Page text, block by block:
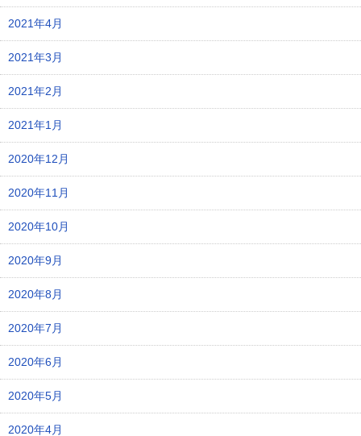
2021年4月
2021年3月
2021年2月
2021年1月
2020年12月
2020年11月
2020年10月
2020年9月
2020年8月
2020年7月
2020年6月
2020年5月
2020年4月